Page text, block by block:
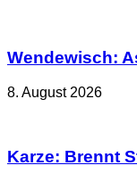
Wendewisch:
8. August 2026
Karze: Brennt